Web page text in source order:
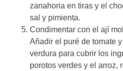
zanahoria en tiras y el
sal y pimienta.
Condimentar con el ají
Añadir el puré de tomate
verdura para cubrir los
porotos verdes y el arroz,